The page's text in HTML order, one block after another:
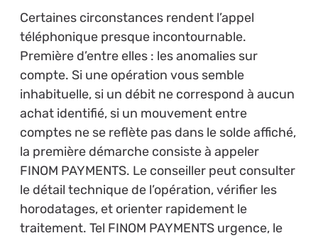
Certaines circonstances rendent l’appel
téléphonique presque incontournable.
Première d’entre elles : les anomalies sur
compte. Si une opération vous semble
inhabituelle, si un débit ne correspond à aucun
achat identifié, si un mouvement entre
comptes ne se reflète pas dans le solde affiché,
la première démarche consiste à appeler
FINOM PAYMENTS. Le conseiller peut consulter
le détail technique de l’opération, vérifier les
horodatages, et orienter rapidement le
traitement. Tel FINOM PAYMENTS urgence, le